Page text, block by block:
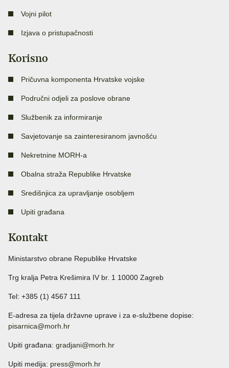
Vojni pilot
Izjava o pristupačnosti
Korisno
Pričuvna komponenta Hrvatske vojske
Područni odjeli za poslove obrane
Službenik za informiranje
Savjetovanje sa zainteresiranom javnošću
Nekretnine MORH-a
Obalna straža Republike Hrvatske
Središnjica za upravljanje osobljem
Upiti građana
Kontakt
Ministarstvo obrane Republike Hrvatske
Trg kralja Petra Krešimira IV br. 1 10000 Zagreb
Tel: +385 (1) 4567 111
E-adresa za tijela državne uprave i za e-službene dopise:
pisarnica@morh.hr
Upiti građana: gradjani@morh.hr
Upiti medija: press@morh.hr